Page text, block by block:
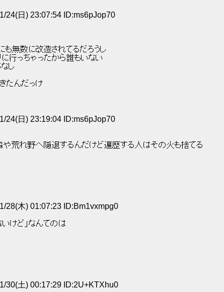
24(日) 23:07:54 ID:ms6pJop70
無数に改造されてるだろうし
行っちゃったから誰もいない
し
たんだっけ
24(日) 23:19:04 ID:ms6pJop70
や荒れ野へ隠退するんだけど遍歴する人はその火も捨てる
28(木) 01:07:23 ID:Bm1vxmpg0
いけど」なんてのは
30(土) 00:17:29 ID:2U+KTXhu0